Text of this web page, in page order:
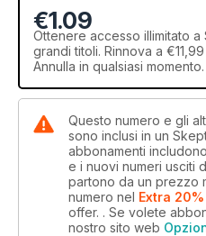
€1.09
Ottenere accesso illimitato a
grandi titoli. Rinnova a
Annulla in qualsiasi momento.
Questo numero e gli
sono inclusi in un
abbonamenti
e i nuovi numeri usciti
partono da un prezzo
numero nel Extra
offer. . Se volete
nostro sito web